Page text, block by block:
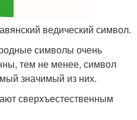
ведический символ.
символы очень
тем не менее, символ
значимый из них.
сверхъестественным